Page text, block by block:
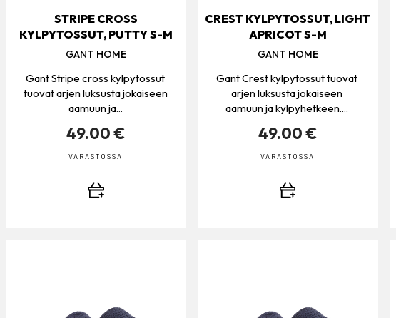
STRIPE CROSS
KYLPYTOSSUT, PUTTY S-M
GANT HOME
Gant Stripe cross kylpytossut
tuovat arjen luksusta jokaiseen
aamuun ja...
49.00 €
VARASTOSSA
CREST KYLPYTOSSUT, LIGHT
APRICOT S-M
GANT HOME
Gant Crest kylpytossut tuovat
arjen luksusta jokaiseen
aamuun ja kylpyhetkeen....
49.00 €
VARASTOSSA